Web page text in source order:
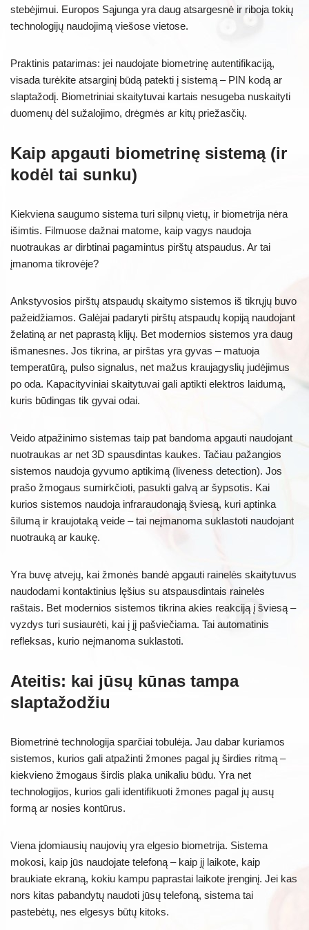
stebėjimui. Europos Sąjunga yra daug atsargesnė ir riboja tokių
technologijų naudojimą viešose vietose.
Praktinis patarimas: jei naudojate biometrinę autentifikaciją,
visada turėkite atsarginį būdą patekti į sistemą – PIN kodą ar
slaptažodį. Biometriniai skaitytuvai kartais nesugeba nuskaityti
duomenų dėl sužalojimo, drėgmės ar kitų priežasčių.
Kaip apgauti biometrinę sistemą (ir
kodėl tai sunku)
Kiekviena saugumo sistema turi silpnų vietų, ir biometrija nėra
išimtis. Filmuose dažnai matome, kaip vagys naudoja
nuotraukas ar dirbtinai pagamintus pirštų atspaudus. Ar tai
įmanoma tikrovėje?
Ankstyvosios pirštų atspaudų skaitymo sistemos iš tikrųjų buvo
pažeidžiamos. Galėjai padaryti pirštų atspaudų kopiją naudojant
želatiną ar net paprastą klijų. Bet modernios sistemos yra daug
išmanesnes. Jos tikrina, ar pirštas yra gyvas – matuoja
temperatūrą, pulso signalus, net mažus kraujagyslių judėjimus
po oda. Kapacityviniai skaitytuvai gali aptikti elektros laidumą,
kuris būdingas tik gyvai odai.
Veido atpažinimo sistemas taip pat bandoma apgauti naudojant
nuotraukas ar net 3D spausdintas kaukes. Tačiau pažangios
sistemos naudoja gyvumo aptikimą (liveness detection). Jos
prašo žmogaus sumirkčioti, pasukti galvą ar šypsotis. Kai
kurios sistemos naudoja infraraudonąją šviesą, kuri aptinka
šilumą ir kraujotaką veide – tai neįmanoma suklastoti naudojant
nuotrauką ar kaukę.
Yra buvę atvejų, kai žmonės bandė apgauti rainelės skaitytuvus
naudodami kontaktinius lęšius su atspausdintais rainelės
raštais. Bet modernios sistemos tikrina akies reakciją į šviesą –
vyzdys turi susiaurėti, kai į jį pašviečiama. Tai automatinis
refleksas, kurio neįmanoma suklastoti.
Ateitis: kai jūsų kūnas tampa
slaptažodžiu
Biometrinė technologija sparčiai tobulėja. Jau dabar kuriamos
sistemos, kurios gali atpažinti žmones pagal jų širdies ritmą –
kiekvieno žmogaus širdis plaka unikaliu būdu. Yra net
technologijos, kurios gali identifikuoti žmones pagal jų ausų
formą ar nosies kontūrus.
Viena įdomiausių naujovių yra elgesio biometrija. Sistema
mokosi, kaip jūs naudojate telefoną – kaip jį laikote, kaip
braukiate ekraną, kokiu kampu paprastai laikote įrenginį. Jei kas
nors kitas pabandytų naudoti jūsų telefoną, sistema tai
pastebėtų, nes elgesys būtų kitoks.